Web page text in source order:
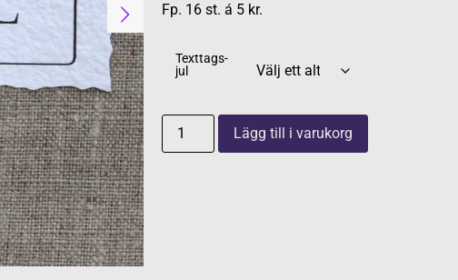
Fp. 16 st. á 5 kr.
Texttags-
jul
Lägg till i varukorg